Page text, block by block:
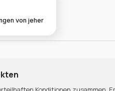
von jeher